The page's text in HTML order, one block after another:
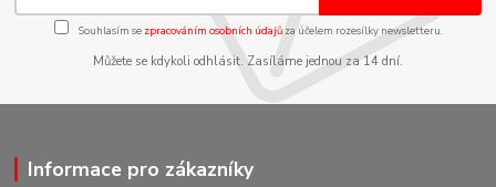
Souhlasím se zpracováním osobních údajůza účelem rozesílky newsletteru.
Můžete se kdykoli odhlásit. Zasíláme jednou za 14 dní.
Informace pro zákazníky